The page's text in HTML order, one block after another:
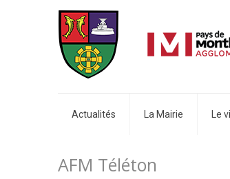
Actualités La Mairie Le
AFM Téléton